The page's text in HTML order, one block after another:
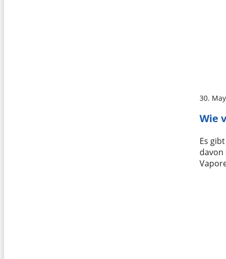
30.
Wie
Es
davon